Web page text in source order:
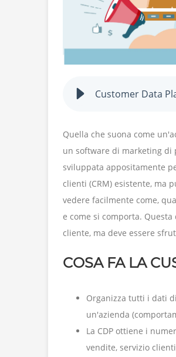
Customer Data
Quella che suona come
un software di marketing di
sviluppata appositamente
clienti (CRM) esistente, ma
vedere facilmente come,
e come si comporta.
cliente, ma deve essere
COSA FA LA
Organizza tutti i dati
un'azienda
La CDP ottiene i
vendite, servizio